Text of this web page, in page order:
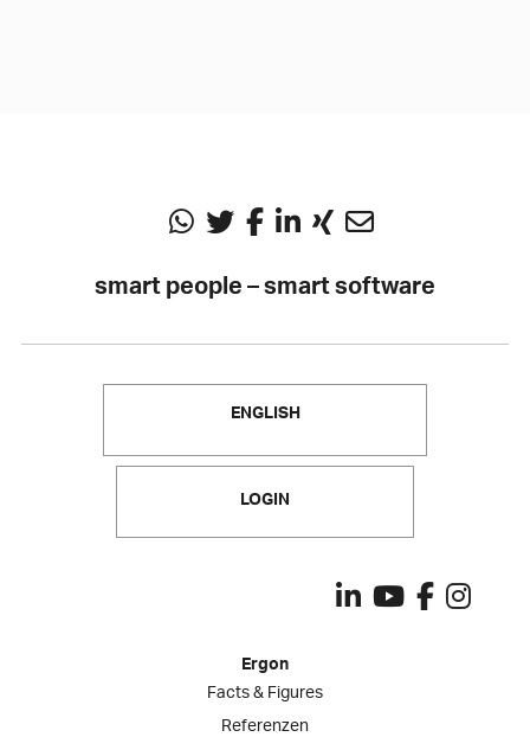
smart people – smart software
ENGLISH
LOGIN
Ergon
Facts & Figures
Referenzen